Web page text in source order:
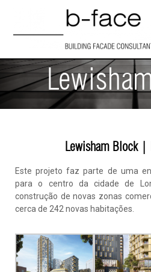
Lewisham Block |
Este projeto faz parte de uma
para o centro da cidade de
construção de novas zonas
cerca de 242 novas habitações.